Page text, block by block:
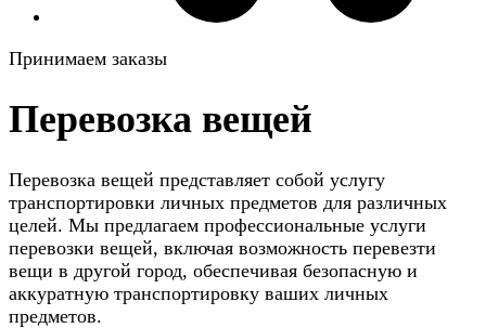
Принимаем заказы
Перевозка вещей
Перевозка вещей представляет собой услугу
транспортировки личных предметов для различных
целей. Мы предлагаем профессиональные услуги
перевозки вещей, включая возможность перевезти
вещи в другой город, обеспечивая безопасную и
аккуратную транспортировку ваших личных
предметов.